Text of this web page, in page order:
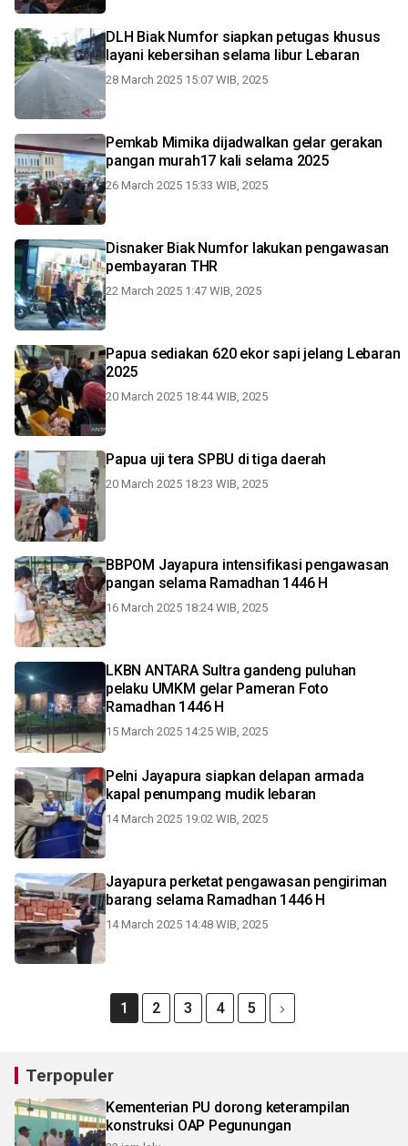
DLH Biak Numfor siapkan petugas khusus
layani kebersihan selama libur Lebaran
28 March 2025 15:07 WIB, 2025
Pemkab Mimika dijadwalkan gelar gerakan
pangan murah17 kali selama 2025
26 March 2025 15:33 WIB, 2025
Disnaker Biak Numfor lakukan pengawasan
pembayaran THR
22 March 2025 1:47 WIB, 2025
Papua sediakan 620 ekor sapi jelang Lebaran
2025
20 March 2025 18:44 WIB, 2025
Papua uji tera SPBU di tiga daerah
20 March 2025 18:23 WIB, 2025
BBPOM Jayapura intensifikasi pengawasan
pangan selama Ramadhan 1446 H
16 March 2025 18:24 WIB, 2025
LKBN ANTARA Sultra gandeng puluhan
pelaku UMKM gelar Pameran Foto
Ramadhan 1446 H
15 March 2025 14:25 WIB, 2025
Pelni Jayapura siapkan delapan armada
kapal penumpang mudik lebaran
14 March 2025 19:02 WIB, 2025
Jayapura perketat pengawasan pengiriman
barang selama Ramadhan 1446 H
14 March 2025 14:48 WIB, 2025
1 2 3 4 5
Terpopuler
Kementerian PU dorong keterampilan
konstruksi OAP Pegunungan